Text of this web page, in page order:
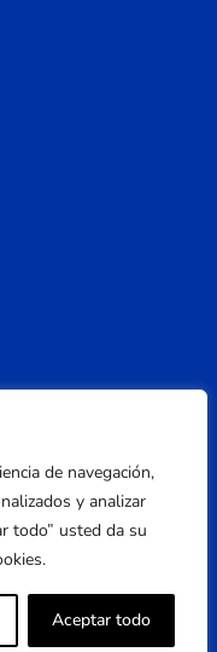
de navegación,
y analizar
todo” usted da su
Aceptar todo
| Desarrollo